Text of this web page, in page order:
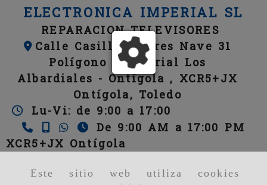
Este sitio web utiliza cookies
ELECTRONICA IMPERIAL SL
REPARACION TELEVISORES
Calle Casilla Dolores Nave 31
Polígono Industrial Los
Albardiales - Ontígola , XCR5+JX
Ontígola, Toledo
Lu-Vi: de 9:00 a 17:00
De 9:00 AM a 17:00 PM
XCR5+JX Ontígola